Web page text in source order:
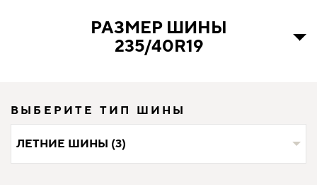
РАЗМЕР ШИНЫ
235/40R19
ВЫБЕРИТЕ ТИП ШИНЫ
ЛЕТНИЕ ШИНЫ (3)